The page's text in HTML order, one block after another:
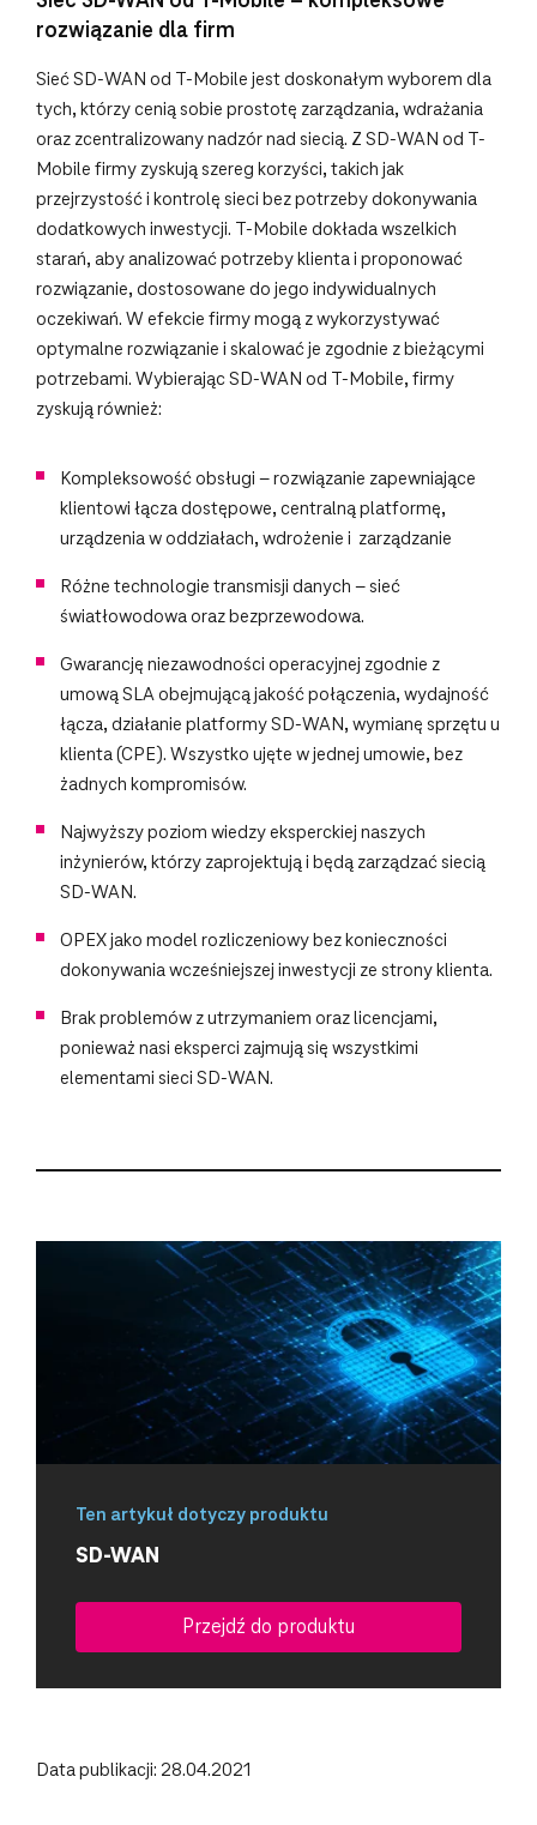
rozwiązanie dla firm
Sieć SD-WAN od T-Mobile jest doskonałym wyborem dla
tych, którzy cenią sobie prostotę zarządzania, wdrażania
oraz zcentralizowany nadzór nad siecią. Z SD-WAN od T-
Mobile firmy zyskują szereg korzyści, takich jak
przejrzystość i kontrolę sieci bez potrzeby dokonywania
dodatkowych inwestycji. T-Mobile dokłada wszelkich
starań, aby analizować potrzeby klienta i proponować
rozwiązanie, dostosowane do jego indywidualnych
oczekiwań. W efekcie firmy mogą z wykorzystywać
optymalne rozwiązanie i skalować je zgodnie z bieżącymi
potrzebami. Wybierając SD-WAN od T-Mobile, firmy
zyskują również:
Kompleksowość obsługi – rozwiązanie zapewniające
klientowi łącza dostępowe, centralną platformę,
urządzenia w oddziałach, wdrożenie i zarządzanie
Różne technologie transmisji danych – sieć
światłowodowa oraz bezprzewodowa.
Gwarancję niezawodności operacyjnej zgodnie z
umową SLA obejmującą jakość połączenia, wydajność
łącza, działanie platformy SD-WAN, wymianę sprzętu u
klienta (CPE). Wszystko ujęte w jednej umowie, bez
żadnych kompromisów.
Najwyższy poziom wiedzy eksperckiej naszych
inżynierów, którzy zaprojektują i będą zarządzać siecią
SD-WAN.
OPEX jako model rozliczeniowy bez konieczności
dokonywania wcześniejszej inwestycji ze strony klienta.
Brak problemów z utrzymaniem oraz licencjami,
ponieważ nasi eksperci zajmują się wszystkimi
elementami sieci SD-WAN.
Ten artykuł dotyczy produktu
SD-WAN
Przejdź do produktu
Data publikacji: 28.04.2021